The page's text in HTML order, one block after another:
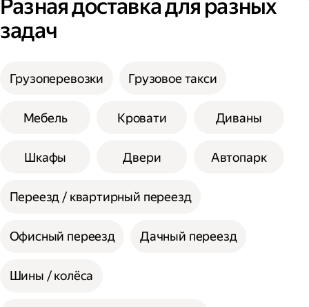
Разная доставка для разных
задач
Грузоперевозки Грузовое такси
Мебель Кровати Диваны
Шкафы Двери Автопарк
Переезд / квартирный переезд
Офисный переезд Дачный переезд
Шины / колёса